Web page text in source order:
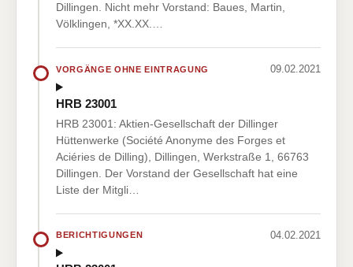
Dillingen. Nicht mehr Vorstand: Baues, Martin,
Völklingen, *XX.XX.…
VORGÄNGE OHNE EINTRAGUNG 09.02.2021
HRB 23001
HRB 23001: Aktien-Gesellschaft der Dillinger
Hüttenwerke (Société Anonyme des Forges et
Aciéries de Dilling), Dillingen, Werkstraße 1, 66763
Dillingen. Der Vorstand der Gesellschaft hat eine
Liste der Mitgli…
BERICHTIGUNGEN 04.02.2021